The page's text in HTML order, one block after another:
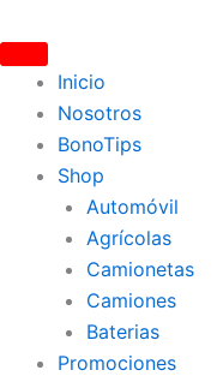
al
contenido
Inicio
Nosotros
BonoTips
Shop
Automóvil
Agrícolas
Camionetas
Camiones
Baterias
Promociones